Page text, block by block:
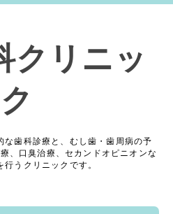
クリニッ
ク
な歯科診療と、むし歯・歯周病の予
、口臭治療、セカンドオピニオンな
行うクリニックです。